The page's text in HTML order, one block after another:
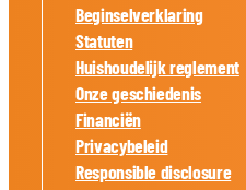
Beginselverklaring
Statuten
Huishoudelijk reglement
Onze geschiedenis
Financiën
Privacybeleid
Responsible disclosure